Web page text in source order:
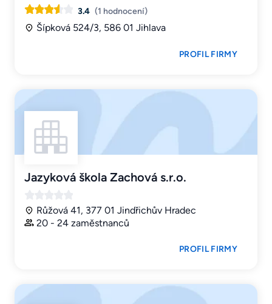
3.4 (1 hodnocení)
Šípková 524/3, 586 01 Jihlava
PROFIL FIRMY
Jazyková škola Zachová s.r.o.
Růžová 41, 377 01 Jindřichův Hradec
20 - 24 zaměstnanců
PROFIL FIRMY